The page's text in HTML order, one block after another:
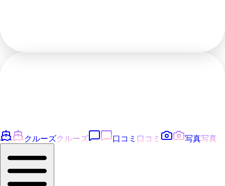
クルーズクルーズ 口コミ 口コミ 写真写真